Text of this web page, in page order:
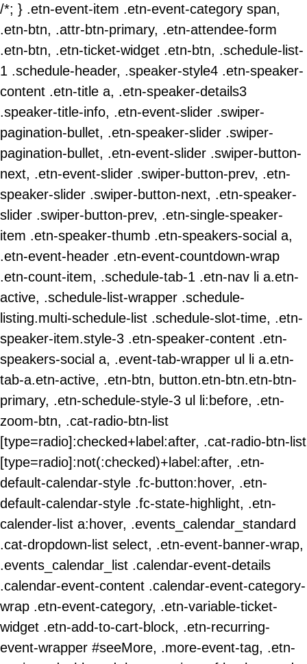
/*; } .etn-event-item .etn-event-category span,
.etn-btn, .attr-btn-primary, .etn-attendee-form
.etn-btn, .etn-ticket-widget .etn-btn, .schedule-list-
1 .schedule-header, .speaker-style4 .etn-speaker-
content .etn-title a, .etn-speaker-details3
.speaker-title-info, .etn-event-slider .swiper-
pagination-bullet, .etn-speaker-slider .swiper-
pagination-bullet, .etn-event-slider .swiper-button-
next, .etn-event-slider .swiper-button-prev, .etn-
speaker-slider .swiper-button-next, .etn-speaker-
slider .swiper-button-prev, .etn-single-speaker-
item .etn-speaker-thumb .etn-speakers-social a,
.etn-event-header .etn-event-countdown-wrap
.etn-count-item, .schedule-tab-1 .etn-nav li a.etn-
active, .schedule-list-wrapper .schedule-
listing.multi-schedule-list .schedule-slot-time, .etn-
speaker-item.style-3 .etn-speaker-content .etn-
speakers-social a, .event-tab-wrapper ul li a.etn-
tab-a.etn-active, .etn-btn, button.etn-btn.etn-btn-
primary, .etn-schedule-style-3 ul li:before, .etn-
zoom-btn, .cat-radio-btn-list
[type=radio]:checked+label:after, .cat-radio-btn-list
[type=radio]:not(:checked)+label:after, .etn-
default-calendar-style .fc-button:hover, .etn-
default-calendar-style .fc-state-highlight, .etn-
calender-list a:hover, .events_calendar_standard
.cat-dropdown-list select, .etn-event-banner-wrap,
.events_calendar_list .calendar-event-details
.calendar-event-content .calendar-event-category-
wrap .etn-event-category, .etn-variable-ticket-
widget .etn-add-to-cart-block, .etn-recurring-
event-wrapper #seeMore, .more-event-tag, .etn-